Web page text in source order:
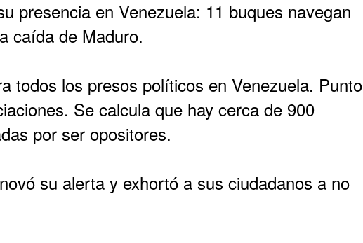
presencia en Venezuela: 11 buques navegan
caída de Maduro.
todos los presos políticos en Venezuela. Punto
Se calcula que hay cerca de 900
por ser opositores.
su alerta y exhortó a sus ciudadanos a no